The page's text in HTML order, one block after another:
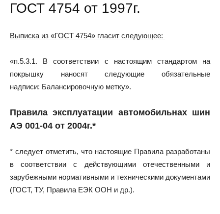
ГОСТ 4754 от 1997г.
Выписка из «ГОСТ 4754» гласит следующее:
«п.5.3.1. В соответствии с настоящим стандартом на
покрышку наносят следующие обязательные
надписи: Балансировочную метку».
Правила эксплуатации автомобильнах шин
АЭ 001-04 от 2004г.*
* следует отметить, что настоящие Правила разработаны
в соответствии с действующими отечественными и
зарубежными нормативными и техническими документами
(ГОСТ, ТУ, Правила ЕЭК ООН и др.).